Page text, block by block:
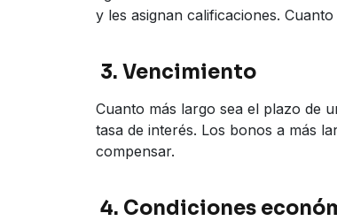
y les asignan calificaciones.
3. Vencimiento
Cuanto más largo sea el plazo de
tasa de interés. Los bonos a más
compensar.
4. Condiciones